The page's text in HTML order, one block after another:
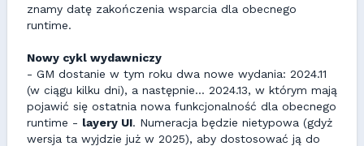
znamy datę zakończenia wsparcia dla obecnego
runtime.
Nowy cykl wydawniczy
- GM dostanie w tym roku dwa nowe wydania: 2024.11
(w ciągu kilku dni), a następnie... 2024.13, w którym mają
pojawić się ostatnia nowa funkcjonalność dla obecnego
runtime - layery UI. Numeracja będzie nietypowa (gdyż
wersja ta wyjdzie już w 2025), aby dostosować ją do